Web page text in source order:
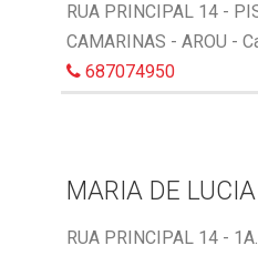
RUA PRINCIPAL 14 -
CAMARINAS - AROU -
687074950
MARIA DE
RUA PRINCIPAL 14 -